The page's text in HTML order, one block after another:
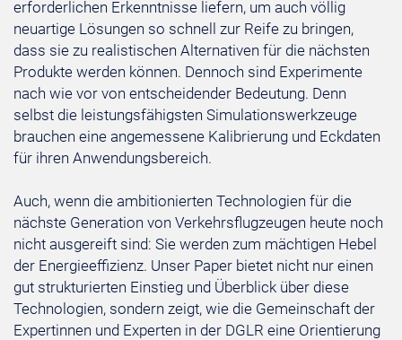
erforderlichen Erkenntnisse liefern, um auch völlig
neuartige Lösungen so schnell zur Reife zu bringen,
dass sie zu realistischen Alternativen für die nächsten
Produkte werden können. Dennoch sind Experimente
nach wie vor von entscheidender Bedeutung. Denn
selbst die leistungsfähigsten Simulationswerkzeuge
brauchen eine angemessene Kalibrierung und Eckdaten
für ihren Anwendungsbereich.
Auch, wenn die ambitionierten Technologien für die
nächste Generation von Verkehrsflugzeugen heute noch
nicht ausgereift sind: Sie werden zum mächtigen Hebel
der Energieeffizienz. Unser Paper bietet nicht nur einen
gut strukturierten Einstieg und Überblick über diese
Technologien, sondern zeigt, wie die Gemeinschaft der
Expertinnen und Experten in der DGLR eine Orientierung